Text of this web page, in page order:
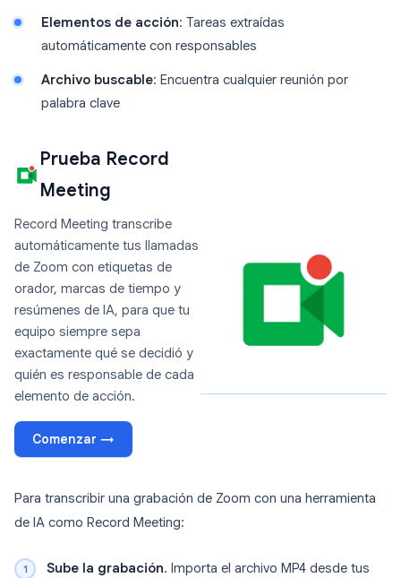
Elementos de acción: Tareas extraídas
automáticamente con responsables
Archivo buscable: Encuentra cualquier reunión por
palabra clave
Prueba Record
Meeting
Record Meeting transcribe
automáticamente tus llamadas
de Zoom con etiquetas de
orador, marcas de tiempo y
resúmenes de IA, para que tu
equipo siempre sepa
exactamente qué se decidió y
quién es responsable de cada
elemento de acción.
Comenzar →
Para transcribir una grabación de Zoom con una herramienta
de IA como Record Meeting:
Sube la grabación. Importa el archivo MP4 desde tus